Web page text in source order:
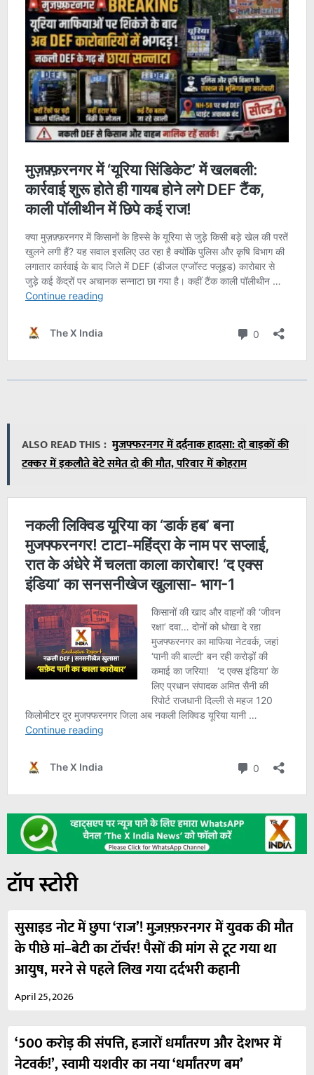
ALSO READ THIS : मुजफ्फरनगर में दर्दनाक हादसा: दो बाइकों की
टक्कर में इकलौते बेटे समेत दो की मौत, परिवार में कोहराम
टॉप स्टोरी
सुसाइड नोट में छुपा ‘राज’! मुज़फ़्फ़रनगर में युवक की मौत
के पीछे मां–बेटी का टॉर्चर! पैसों की मांग से टूट गया था
आयुष, मरने से पहले लिख गया दर्दभरी कहानी
April 25, 2026
‘500 करोड़ की संपत्ति, हजारों धर्मांतरण और देशभर में
नेटवर्क!’, स्वामी यशवीर का नया ‘धर्मांतरण बम’